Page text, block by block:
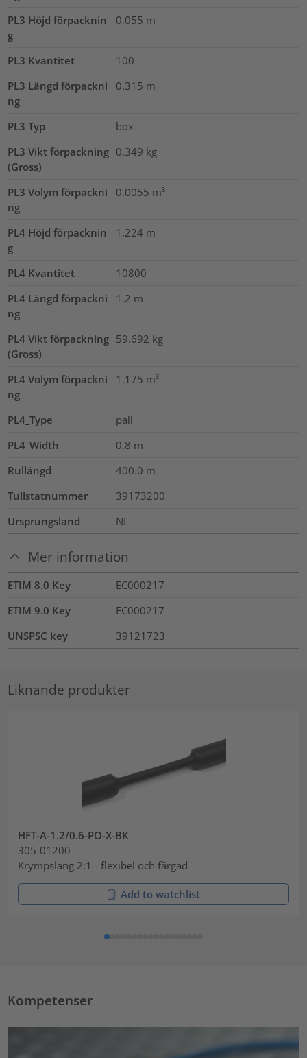
PL3 Höjd förpacknin
g
0.055 m
PL3 Kvantitet
100
PL3 Längd förpackni
ng
0.315 m
PL3 Typ
box
PL3 Vikt förpackning
(Gross)
0.349 kg
PL3 Volym förpackni
ng
0.0055 m³
PL4 Höjd förpacknin
g
1.224 m
PL4 Kvantitet
10800
PL4 Längd förpackni
ng
1.2 m
PL4 Vikt förpackning
(Gross)
59.692 kg
PL4 Volym förpackni
ng
1.175 m³
PL4_Type
pall
PL4_Width
0.8 m
Rullängd
400.0 m
Tullstatnummer
39173200
Ursprungsland
NL
Mer information
ETIM 8.0 Key
EC000217
ETIM 9.0 Key
EC000217
UNSPSC key
39121723
Liknande produkter
HFT-A-1.2/0.6-PO-X-BK
305-01200
Krympslang 2:1 - flexibel och färgad
Add to watchlist
Kompetenser